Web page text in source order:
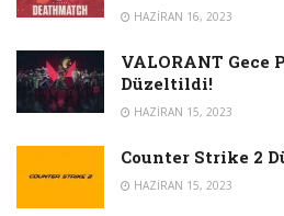
HAZIRAN 16, 2023
VALORANT Gece
Düzeltildi!
HAZIRAN 15, 2023
Counter Strike 2
HAZIRAN 15, 2023